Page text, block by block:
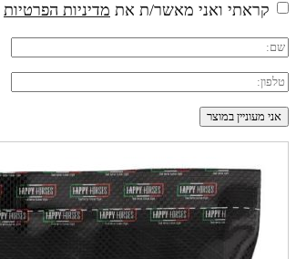
קראתי ואני מאשר/ת את מדיניות הפרטיות